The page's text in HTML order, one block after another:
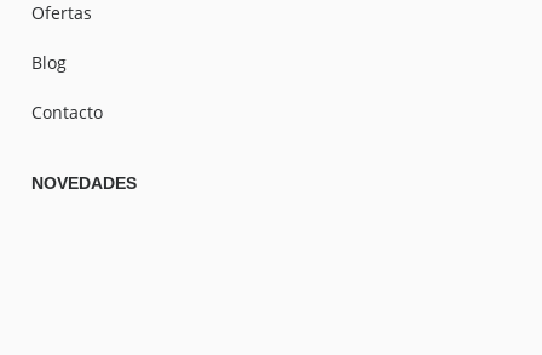
Ofertas
Blog
Contacto
NOVEDADES